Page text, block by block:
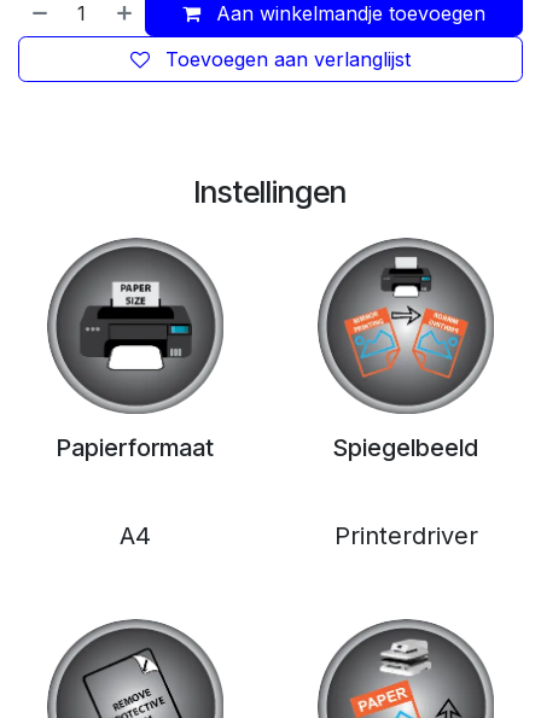
Aan winkelmandje toevoegen
Toevoegen aan verlanglijst
Instellingen
Papierformaat
A4
Spiegelbeeld
Printerdriver